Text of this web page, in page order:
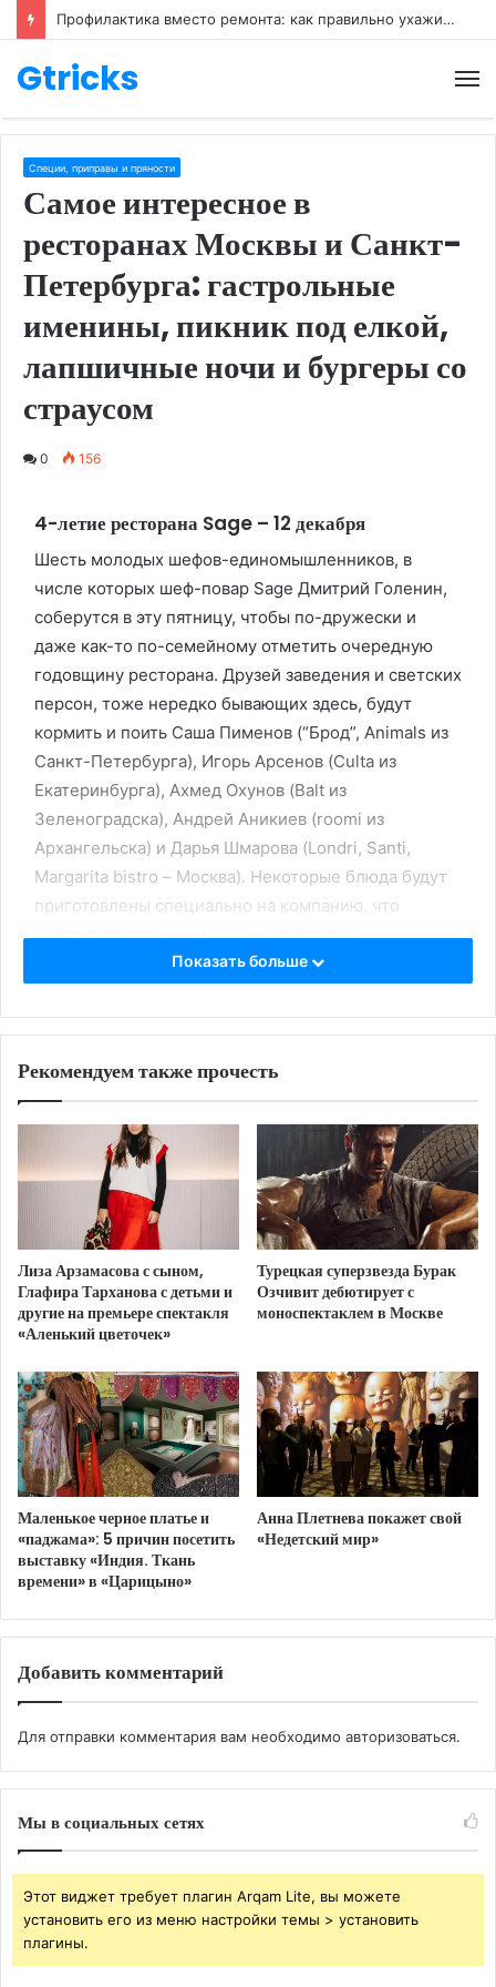
Профилактика вместо ремонта: как правильно ухаживать за обувью
Gtricks
Специи, приправы и пряности
Самое интересное в
ресторанах Москвы и Санкт-
Петербурга: гастрольные
именины, пикник под елкой,
лапшичные ночи и бургеры со
страусом
0 156
4-летие ресторана Sage – 12 декабря
Шесть молодых шефов-единомышленников, в
числе которых шеф-повар Sage Дмитрий Голенин,
соберутся в эту пятницу, чтобы по-дружески и
даже как-то по-семейному отметить очередную
годовщину ресторана. Друзей заведения и светских
персон, тоже нередко бывающих здесь, будут
кормить и поить Саша Пименов (“Брод”, Animals из
Санкт-Петербурга), Игорь Арсенов (Culta из
Екатеринбурга), Ахмед Охунов (Balt из
Зеленоградска), Андрей Аникиев (roomi из
Архангельска) и Дарья Шмарова (Londri, Santi,
Margarita bistro – Москва). Некоторые блюда будут
приготовлены специально на компанию, что
добавит праздничному ужину теплоты и
За 4 прошедших года ресторан получил несколько
блюда, от фирменных закусок до десертов, стали
бестселлерами меню. Неудивительно, что имена
гастролеров этого вечера тоже из числа тех, что на
слуху. Тем не менее, несмотря на звездность, еда и
напитки будут невычурными, комфортными, как и
сама кухня Sage, где нарочитая простота и
лаконичность вкусов оборачиваются изящной
утонченностью и вниманием к деталям.
Ночные гастроли “Твои лапшичные ночи” в
Показать больше
Рекомендуем также прочесть
Лиза Арзамасова с сыном,
Глафира Тарханова с детьми и
другие на премьере спектакля
«Аленький цветочек»
Турецкая суперзвезда Бурак
Озчивит дебютирует с
моноспектаклем в Москве
Маленькое черное платье и
«паджама»: 5 причин посетить
выставку «Индия. Ткань
времени» в «Царицыно»
Анна Плетнева покажет свой
«Недетский мир»
Добавить комментарий
Для отправки комментария вам необходимо авторизоваться.
Мы в социальных сетях
Этот виджет требует плагин Arqam Lite, вы можете
установить его из меню настройки темы > установить
плагины.